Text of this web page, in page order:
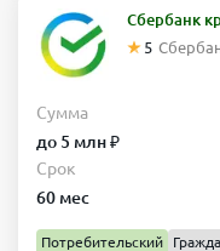
Сбербанк
5
Сумма
до 5 млн ₽
Срок
60 мес
Потребительский